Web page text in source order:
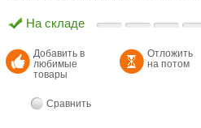
На складе
Добавить в
любимые
товары
Отложить
на потом
Сравнить